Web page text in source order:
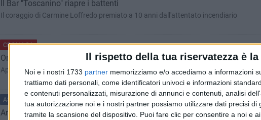
Il rispetto della tua riservatezza è
Noi e i nostri 1733 partner memorizziamo e/o accediamo a informazioni
trattiamo dati personali, come identificatori univoci e informazioni
e contenuti personalizzati, misurazione di annunci e contenuti, analisi
tua autorizzazione noi e i nostri partner possiamo utilizzare dati precisi di
tramite la scansione del dispositivo. Puoi fare clic per consentire a noi e
Il Bar "Toscanino" riapre i battenti
Il coraggio di Carmine Loffredo premiato a 10 anni dall'attentato incendiario
CRONACA BARLETTA - 22 FEBBRAIO 2013
Omicidio di via Brescia, «chi sa parli»
Appello del legale di Maria Strafile, la badante uccisa lo scorso marzo
ASSOCIAZIONI BAT - 22 FEBBRAIO 2013
Arrivano le elezioni, ma le nuove plance per manifesti restano vuote